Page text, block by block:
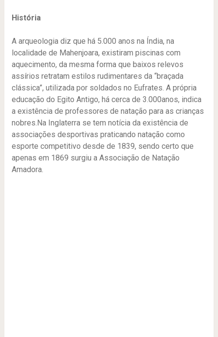
História
A arqueologia diz que há 5.000 anos na Índia, na
localidade de Mahenjoara, existiram piscinas com
aquecimento, da mesma forma que baixos relevos
assírios retratam estilos rudimentares da “braçada
clássica”, utilizada por soldados no Eufrates. A própria
educação do Egito Antigo, há cerca de 3.000anos, indica
a existência de professores de natação para as crianças
nobres.Na Inglaterra se tem notícia da existência de
associações desportivas praticando natação como
esporte competitivo desde de 1839, sendo certo que
apenas em 1869 surgiu a Associação de Natação
Amadora.